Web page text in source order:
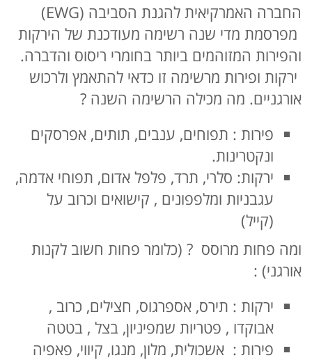
החברה האמרקיאית להגנת הסביבה (EWG)
מפרסמת מדי שנה רשימה מעודכנת של הירקות
והפירות המזוהמים ביותר בחומרי ריסוס והדברה.
ירקות ופירות מרשימה זו כדאי להתאמץ ולרכוש
אורגניים. מה מכילה הרשימה השנה ?
פירות : תפוחים, ענבים, תותים, אפרסקים
ונקטרינות.
ירקות: סלרי, תרד, פלפל אדום, תפוחי אדמה,
עגבניות ומלפפונים , קישואים וכרוב על
(קייל)
ומה פחות מרוסס ? (כלומר פחות חשוב לקנות
אורגני) :
ירקות : תירס, אספרגוס, חצילים, כרוב ,
אבוקדו , פטריות שמפיניון, בצל , בטטה
פירות : אשכולית, מלון, מנגו, קיווי, פאפיה